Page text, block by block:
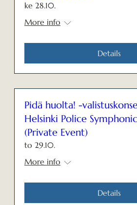
ke 28.10.
More info
Details
Pidä huolta! -
Helsinki Police
(Private Event)
to 29.10.
More info
Details